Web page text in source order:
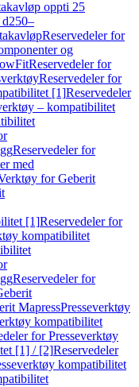
oppti 25
d250–
Reservedeler for
og
Reservedeler for
Reservedeler for
[1]Reservedeler
– kompatibilitet
Reservedeler for
med
for Geberit
[1]Reservedeler for
kompatibilitet
Reservedeler for
MapressPresseverktøy
kompatibilitet
for Presseverktøy
[1] / [2]Reservedeler
kompatibilitet